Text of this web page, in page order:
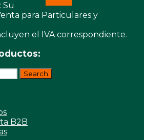
Su
para Particulares y
el IVA correspondiente.
B2B